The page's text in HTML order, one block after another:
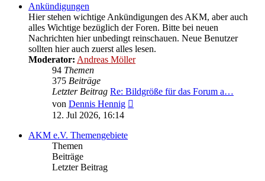
Ankündigungen
Hier stehen wichtige Ankündigungen des AKM, aber auch
alles Wichtige bezüglich der Foren. Bitte bei neuen
Nachrichten hier unbedingt reinschauen. Neue Benutzer
sollten hier auch zuerst alles lesen.
Moderator: Andreas Möller
94 Themen
375 Beiträge
Letzter Beitrag Re: Bildgröße für das Forum a…
von Dennis Hennig
12. Jul 2026, 16:14
AKM e.V. Themengebiete
Themen
Beiträge
Letzter Beitrag